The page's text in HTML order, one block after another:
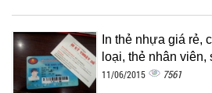
In thẻ nhựa giá rẻ,
loại, thẻ nhân viên,
11/06/2015 7561